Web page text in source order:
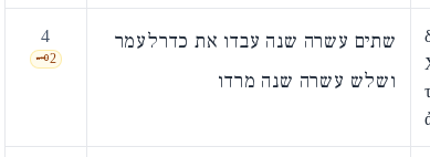
4
🗝️2
שתים עשרה שנה עבדו את כדרלעמר
ושלש עשרה שנה מרדו